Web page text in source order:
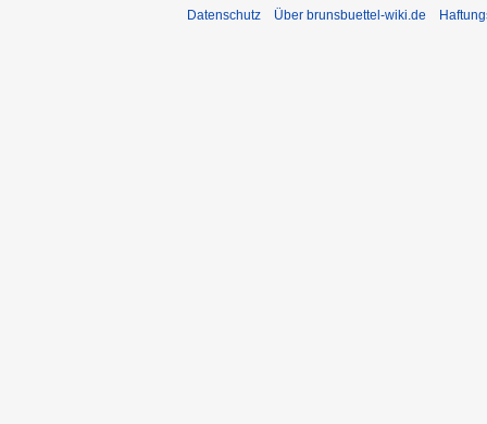
Datenschutz Über brunsbuettel-wiki.de